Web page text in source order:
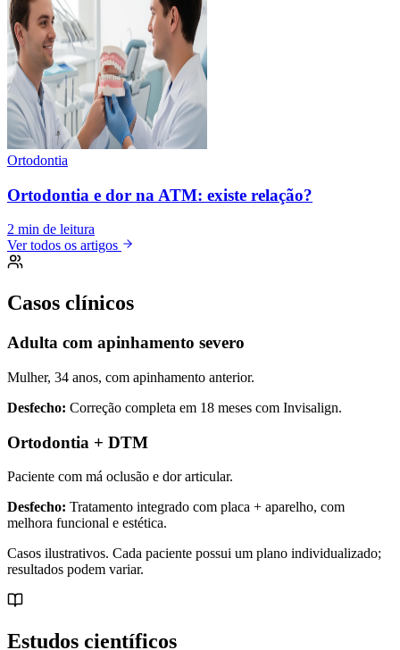
Ortodontia
Ortodontia e dor na ATM: existe relação?
2 min de leitura
Ver todos os artigos
Casos clínicos
Adulta com apinhamento severo
Mulher, 34 anos, com apinhamento anterior.
Desfecho: Correção completa em 18 meses com Invisalign.
Ortodontia + DTM
Paciente com má oclusão e dor articular.
Desfecho: Tratamento integrado com placa + aparelho, com
melhora funcional e estética.
Casos ilustrativos. Cada paciente possui um plano individualizado;
resultados podem variar.
Estudos científicos